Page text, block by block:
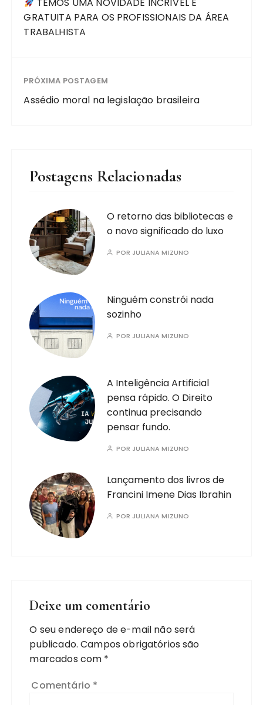
GRATUITA PARA OS PROFISSIONAIS DA ÁREA
TRABALHISTA
PRÓXIMA POSTAGEM
Assédio moral na legislação brasileira
Postagens Relacionadas
O retorno das bibliotecas e
o novo significado do luxo
POR JULIANA MIZUNO
Ninguém constrói nada
sozinho
POR JULIANA MIZUNO
A Inteligência Artificial
pensa rápido. O Direito
continua precisando
pensar fundo.
POR JULIANA MIZUNO
Lançamento dos livros de
Francini Imene Dias Ibrahin
POR JULIANA MIZUNO
Deixe um comentário
O seu endereço de e-mail não será
publicado. Campos obrigatórios são
marcados com *
Comentário *